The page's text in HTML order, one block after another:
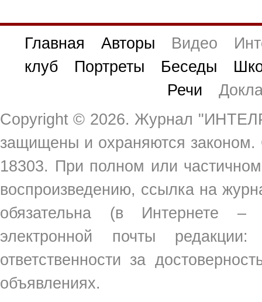
Главная Авторы Видео
клуб
Портреты Беседы
Речи
Copyright © 2026. Журнал
защищены и охраняются
18303. При полном или
воспроизведению, ссылка на
обязательна (в Интернете
электронной почты
ответственности за
объявлениях.